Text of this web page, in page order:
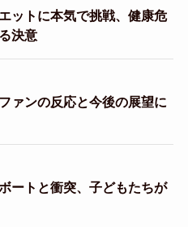
ットに本気で挑戦、健康危
決意
ァンの反応と今後の展望に
ートと衝突、子どもたちが